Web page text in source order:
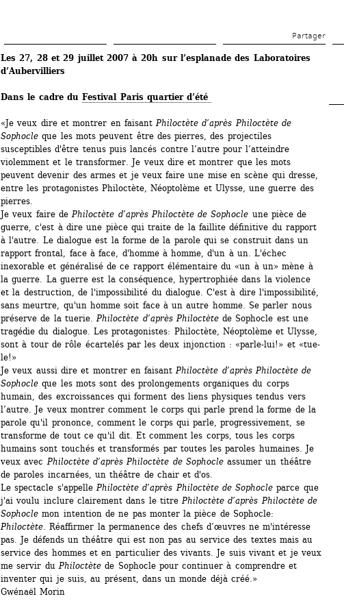
contenu
principal
Partager
Les 27, 28 et 29 juillet 2007 à 20h sur l’esplanade des Laboratoires
d’Aubervilliers
Dans le cadre du Festival Paris quartier d’été
«Je veux dire et montrer en faisant Philoctète d’après Philoctète de
Sophocle que les mots peuvent être des pierres, des projectiles
susceptibles d'être tenus puis lancés contre l’autre pour l’atteindre
violemment et le transformer. Je veux dire et montrer que les mots
peuvent devenir des armes et je veux faire une mise en scène qui dresse,
entre les protagonistes Philoctète, Néoptolème et Ulysse, une guerre des
pierres.
Je veux faire de Philoctète d’après Philoctète de Sophocle une pièce de
guerre, c'est à dire une pièce qui traite de la faillite définitive du rapport
à l'autre. Le dialogue est la forme de la parole qui se construit dans un
rapport frontal, face à face, d'homme à homme, d'un à un. L'échec
inexorable et généralisé de ce rapport élémentaire du «un à un» mène à
la guerre. La guerre est la conséquence, hypertrophiée dans la violence
et la destruction, de l'impossibilité du dialogue. C'est à dire l'impossibilité,
sans meurtre, qu'un homme soit face à un autre homme. Se parler nous
préserve de la tuerie. Philoctète d’après Philoctètede Sophocle est une
tragédie du dialogue. Les protagonistes: Philoctète, Néoptolème et Ulysse,
sont à tour de rôle écartelés par les deux injonction : «parle-lui!» et «tue-
le!»
Je veux aussi dire et montrer en faisant Philoctète d’après Philoctète de
Sophocle que les mots sont des prolongements organiques du corps
humain, des excroissances qui forment des liens physiques tendus vers
l’autre. Je veux montrer comment le corps qui parle prend la forme de la
parole qu'il prononce, comment le corps qui parle, progressivement, se
transforme de tout ce qu'il dit. Et comment les corps, tous les corps
humains sont touchés et transformés par toutes les paroles humaines. Je
veux avec Philoctète d’après Philoctète de Sophocleassumer un théâtre
de paroles incarnées, un théâtre de chair et d'os.
Le spectacle s'appelle Philoctète d’après Philoctète de Sophocle parce que
j'ai voulu inclure clairement dans le titre Philoctète d’après Philoctète de
Sophocle mon intention de ne pas monter la pièce de Sophocle:
Philoctète. Réaffirmer la permanence des chefs d’œuvres ne m'intéresse
pas. Je défends un théâtre qui est non pas au service des textes mais au
service des hommes et en particulier des vivants. Je suis vivant et je veux
me servir du Philoctète de Sophocle pour continuer à comprendre et
inventer qui je suis, au présent, dans un monde déjà créé.»
Gwénaël Morin